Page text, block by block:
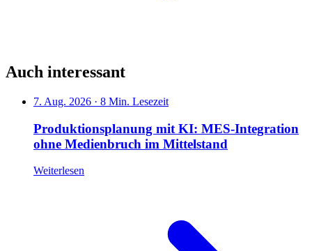
Auch interessant
7. Aug. 2026 · 8 Min. Lesezeit
Produktionsplanung mit KI: MES-Integration
ohne Medienbruch im Mittelstand
Weiterlesen